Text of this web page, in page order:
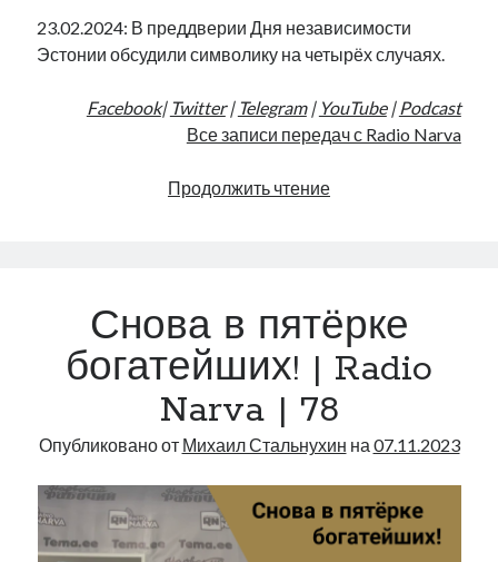
23.02.2024: В преддверии Дня независимости
Эстонии обсудили символику на четырёх случаях.
Facebook| Twitter| Telegram| YouTube| Podcast
Все записи передач с Radio Narva
Продолжить чтениеФлаг
в
мусорке
Radio
Narva
|
118
Снова в пятёрке
богатейших! | Radio
Narva | 78
Опубликовано от Михаил Стальнухин на 07.11.2023